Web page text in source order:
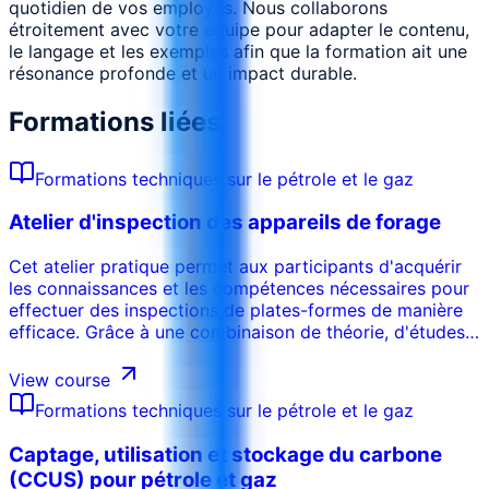
quotidien de vos employés. Nous collaborons
étroitement avec votre équipe pour adapter le contenu,
le langage et les exemples afin que la formation ait une
résonance profonde et un impact durable.
Formations liées
Formations techniques sur le pétrole et le gaz
Atelier d'inspection des appareils de forage
Cet atelier pratique permet aux participants d'acquérir
les connaissances et les compétences nécessaires pour
effectuer des inspections de plates-formes de manière
efficace. Grâce à une combinaison de théorie, d'études
apprendront à identifier les dangers, à évaluer les
équipements de forage, à détecter les points de
défaillance potentiels et à garantir le respect des règles
de sécurité et des normes opérationnelles. Le cours met
l'accent sur les techniques d'inspection du monde réel
View course
Formations techniques sur le pétrole et le gaz
Captage, utilisation et stockage du carbone
(CCUS) pour pétrole et gaz